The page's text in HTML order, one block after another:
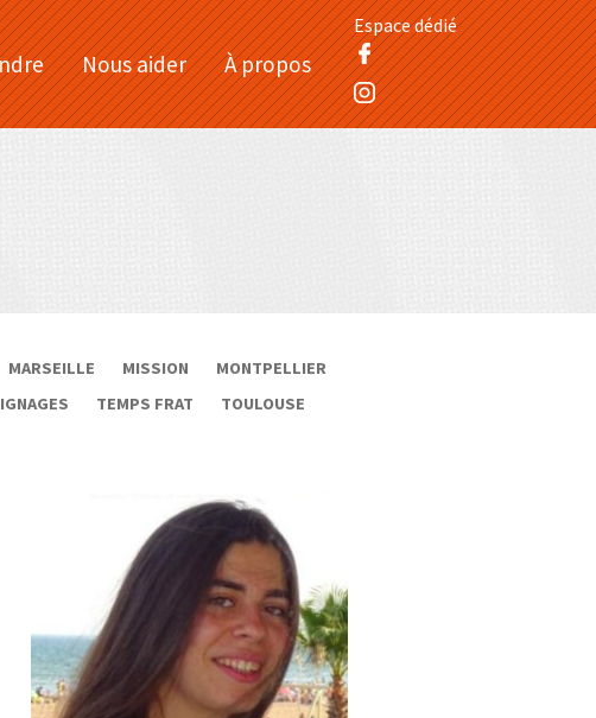
Nous aider À propos
Espace dédié
MARSEILLE MISSION
MONTPELLIER
TEMPS FRAT
TOULOUSE